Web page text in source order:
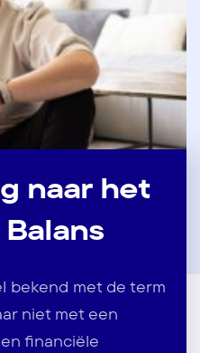
naar het
bekend met de term
niet met een
financiële